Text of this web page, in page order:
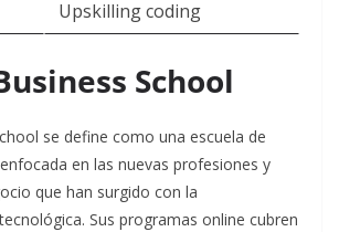
Upskilling coding​
School
se define como una escuela de
en las nuevas profesiones y
que han surgido con la
Sus programas online cubren